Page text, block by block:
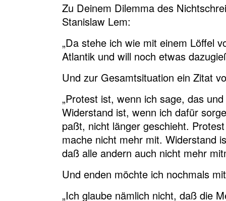
Zu Deinem Dilemma des
Stanislaw Lem:
„Da stehe ich wie mit einem Löffel
Atlantik und will noch etwas
Und zur Gesamtsituation ein Zitat
„Protest ist, wenn ich sage, das
Widerstand ist, wenn ich dafür
paßt, nicht länger geschieht.
mache nicht mehr mit. Widerstand
daß alle andern auch nicht mehr
Und enden möchte ich nochmals
„Ich glaube nämlich nicht, daß die